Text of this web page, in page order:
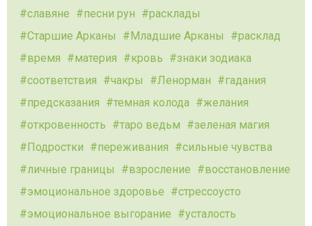
славяне песни рун
расклады
Старшие Арканы
Младшие Арканы
расклад
время
материя кровь
знаки зодиака
соответствия
чакры Ленорман
гадания
предсказания
темная колода
желания
откровенность
таро ведьм
зеленая магия
Подростки
переживания
сильные чувства
личные границы
взросление
восстановление
эмоциональное здоровье
стрессоусто
эмоциональное выгорание
усталость